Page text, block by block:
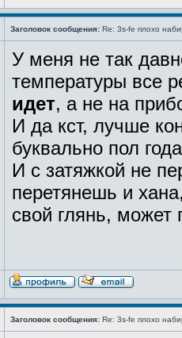
Заголовок сообщения: Re: 3s-fe плохо
У меня не так
температуры все
идет, а не на
И да кст, лучше
буквально пол
И с затяжкой не
перетянешь и
свой глянь, может
Заголовок сообщения: Re: 3s-fe плохо